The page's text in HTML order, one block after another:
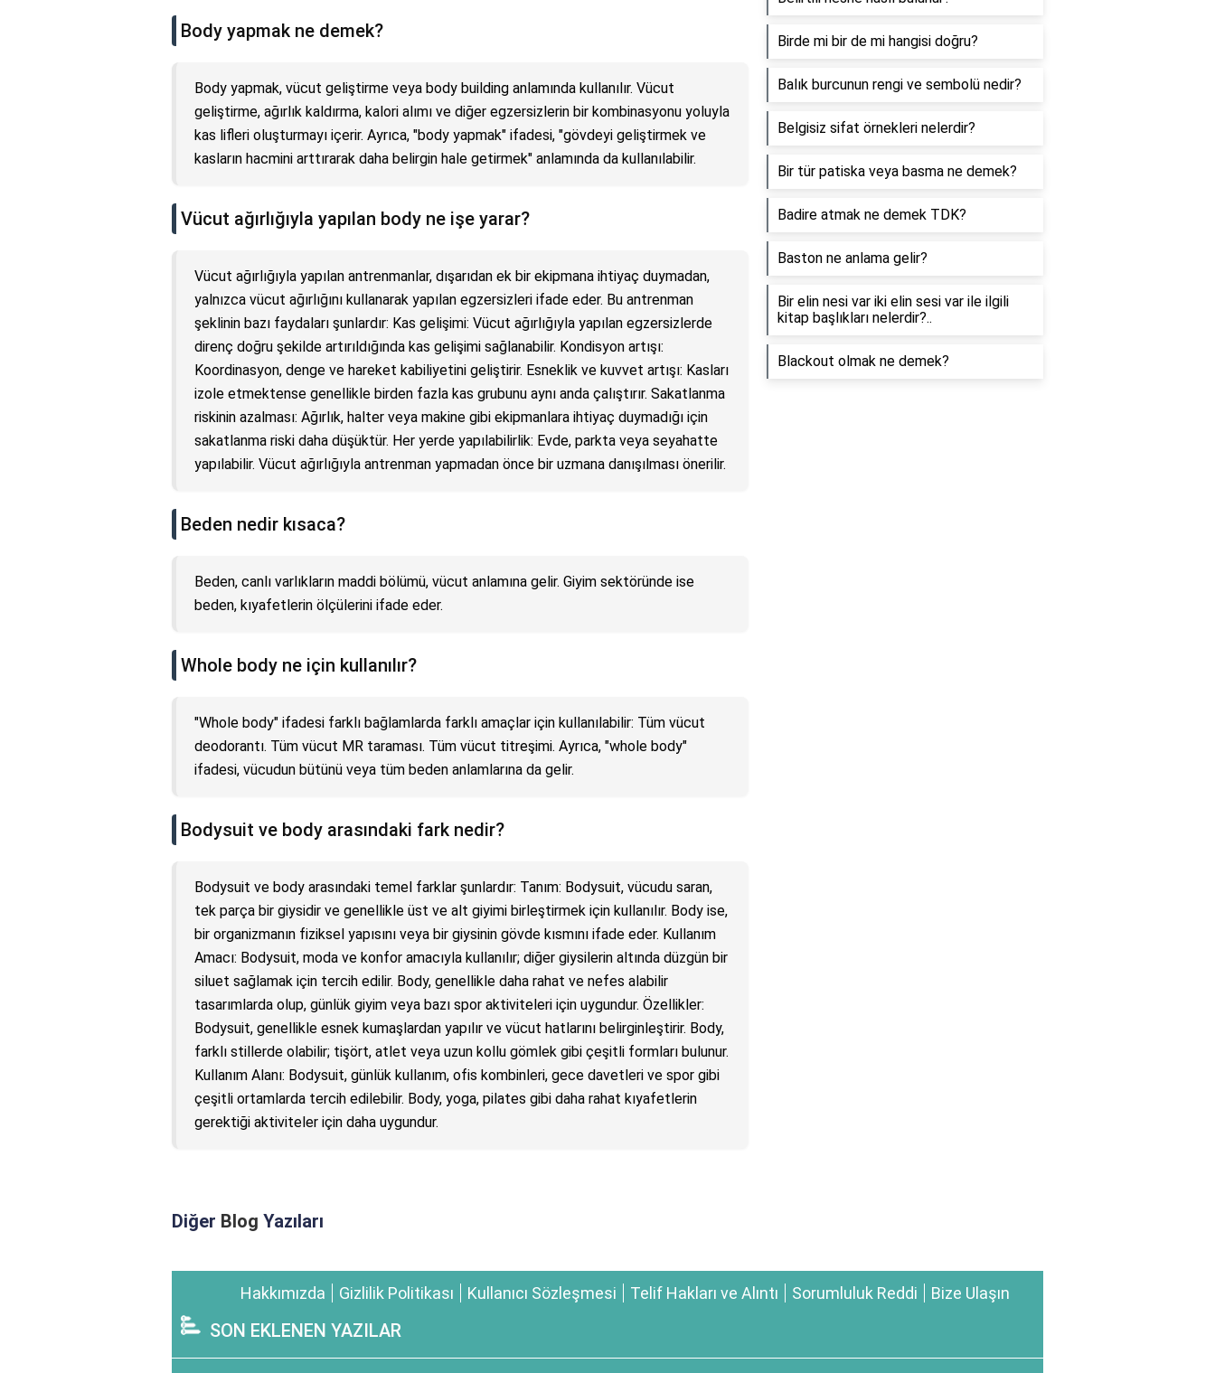
Body yapmak ne demek?
Body yapmak, vücut geliştirme veya body building anlamında kullanılır. Vücut
geliştirme, ağırlık kaldırma, kalori alımı ve diğer egzersizlerin bir kombinasyonu yoluyla
kas lifleri oluşturmayı içerir. Ayrıca, "body yapmak" ifadesi, "gövdeyi geliştirmek ve
kasların hacmini arttırarak daha belirgin hale getirmek" anlamında da kullanılabilir.
Vücut ağırlığıyla yapılan body ne işe yarar?
Vücut ağırlığıyla yapılan antrenmanlar, dışarıdan ek bir ekipmana ihtiyaç duymadan,
yalnızca vücut ağırlığını kullanarak yapılan egzersizleri ifade eder. Bu antrenman
şeklinin bazı faydaları şunlardır: Kas gelişimi: Vücut ağırlığıyla yapılan egzersizlerde
direnç doğru şekilde artırıldığında kas gelişimi sağlanabilir. Kondisyon artışı:
Koordinasyon, denge ve hareket kabiliyetini geliştirir. Esneklik ve kuvvet artışı: Kasları
izole etmektense genellikle birden fazla kas grubunu aynı anda çalıştırır. Sakatlanma
riskinin azalması: Ağırlık, halter veya makine gibi ekipmanlara ihtiyaç duymadığı için
sakatlanma riski daha düşüktür. Her yerde yapılabilirlik: Evde, parkta veya seyahatte
yapılabilir. Vücut ağırlığıyla antrenman yapmadan önce bir uzmana danışılması önerilir.
Beden nedir kısaca?
Beden, canlı varlıkların maddi bölümü, vücut anlamına gelir. Giyim sektöründe ise
beden, kıyafetlerin ölçülerini ifade eder.
Whole body ne için kullanılır?
"Whole body" ifadesi farklı bağlamlarda farklı amaçlar için kullanılabilir: Tüm vücut
deodorantı. Tüm vücut MR taraması. Tüm vücut titreşimi. Ayrıca, "whole body"
ifadesi, vücudun bütünü veya tüm beden anlamlarına da gelir.
Bodysuit ve body arasındaki fark nedir?
Bodysuit ve body arasındaki temel farklar şunlardır: Tanım: Bodysuit, vücudu saran,
tek parça bir giysidir ve genellikle üst ve alt giyimi birleştirmek için kullanılır. Body ise,
bir organizmanın fiziksel yapısını veya bir giysinin gövde kısmını ifade eder. Kullanım
Amacı: Bodysuit, moda ve konfor amacıyla kullanılır; diğer giysilerin altında düzgün bir
siluet sağlamak için tercih edilir. Body, genellikle daha rahat ve nefes alabilir
tasarımlarda olup, günlük giyim veya bazı spor aktiviteleri için uygundur. Özellikler:
Bodysuit, genellikle esnek kumaşlardan yapılır ve vücut hatlarını belirginleştirir. Body,
farklı stillerde olabilir; tişört, atlet veya uzun kollu gömlek gibi çeşitli formları bulunur.
Kullanım Alanı: Bodysuit, günlük kullanım, ofis kombinleri, gece davetleri ve spor gibi
çeşitli ortamlarda tercih edilebilir. Body, yoga, pilates gibi daha rahat kıyafetlerin
gerektiği aktiviteler için daha uygundur.
Diğer Blog Yazıları
Birde mi bir de mi hangisi doğru?
Balık burcunun rengi ve sembolü nedir?
Belgisiz sifat örnekleri nelerdir?
Bir tür patiska veya basma ne demek?
Badire atmak ne demek TDK?
Baston ne anlama gelir?
Bir elin nesi var iki elin sesi var ile ilgili
kitap başlıkları nelerdir?..
Blackout olmak ne demek?
Hakkımızda Gizlilik Politikası Kullanıcı Sözleşmesi Telif Hakları ve Alıntı Sorumluluk Reddi Bize Ulaşın
SON EKLENEN YAZILAR